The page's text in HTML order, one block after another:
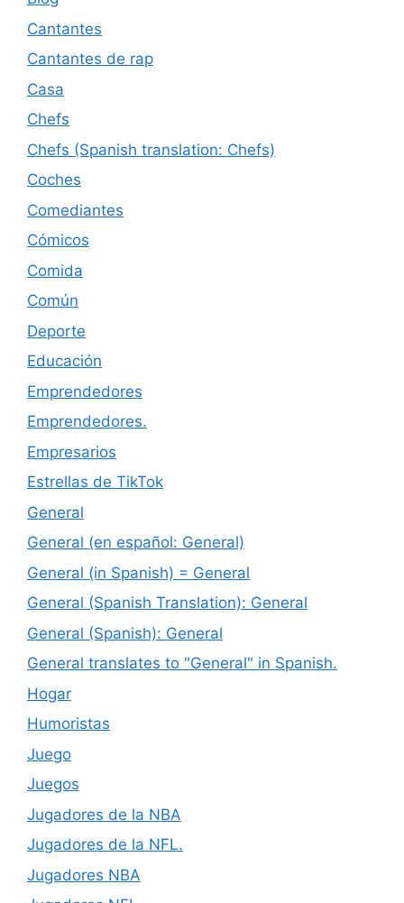
Cantantes
Cantantes de rap
Casa
Chefs
Chefs (Spanish translation: Chefs)
Coches
Comediantes
Cómicos
Comida
Común
Deporte
Educación
Emprendedores
Emprendedores.
Empresarios
Estrellas de TikTok
General
General (en español: General)
General (in Spanish) = General
General (Spanish Translation): General
General (Spanish): General
General translates to "General" in Spanish.
Hogar
Humoristas
Juego
Juegos
Jugadores de la NBA
Jugadores de la NFL.
Jugadores NBA